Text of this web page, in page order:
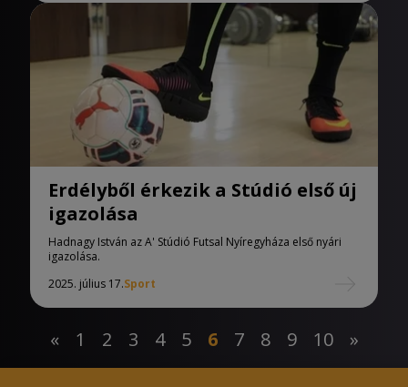
Erdélyből érkezik a Stúdió első új
igazolása
Hadnagy István az A' Stúdió Futsal Nyíregyháza első nyári
igazolása.
2025. július 17.Sport
« 1 2 3 4 5 6 7 8 9 10 »